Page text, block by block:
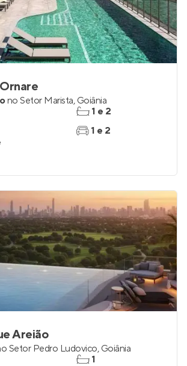
no Setor Marista, Goiânia
1 e 2
1 e 2
Areião
Setor Pedro Ludovico, Goiânia
1